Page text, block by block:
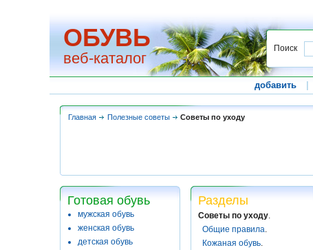
ОБУВЬ
веб-каталог
Поиск
добавить
Главная Полезные советы Советы по уходу
Готовая обувь
мужская обувь
женская обувь
детская обувь
Разделы
Советы по уходу.
Общие правила.
Кожаная обувь.